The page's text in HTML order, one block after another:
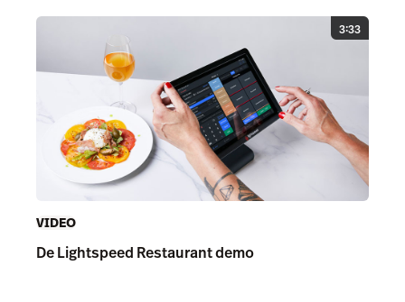
3:33
VIDEO
De Lightspeed Restaurant demo